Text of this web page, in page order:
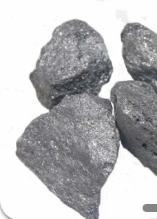
MAISON
PRODUITS
AU
SUJET
DE